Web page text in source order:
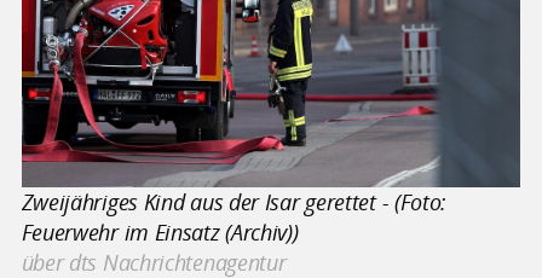
Zweijähriges Kind aus der Isar gerettet - (Foto:
Feuerwehr im Einsatz (Archiv))
über dts Nachrichtenagentur